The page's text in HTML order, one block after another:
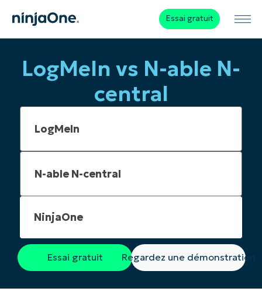
Essai gratuit
LogMeIn vs N-able N-
central
NinjaOne
Essai gratuit Regardez une démonstration